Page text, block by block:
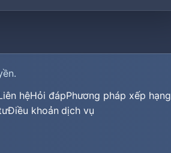
hệHỏi đápPhương pháp xếp hạng
Điều khoản dịch vụ